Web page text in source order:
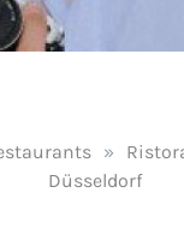
»
Düsseldorf